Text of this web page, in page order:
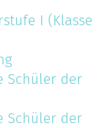
I (Klasse
Schüler der
Schüler der